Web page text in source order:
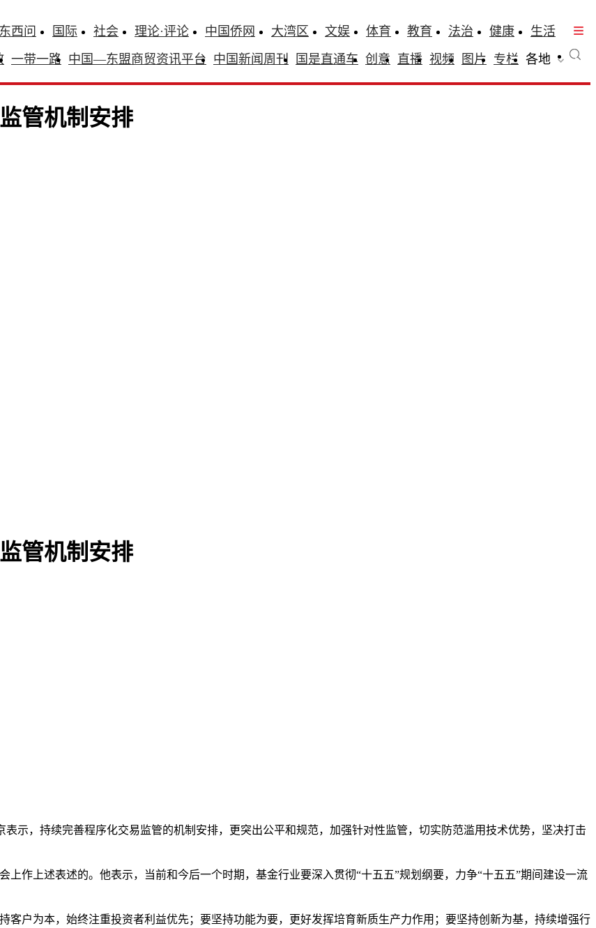
东西问 国际 社会 理论·评论 中国侨网 大湾区 文娱 体育 教育 法治 健康
生活
一带一路 中国—东盟商贸资讯平台 中国新闻周刊 国是直通车 创意 直播 视频 图片 专栏 各地
管机制安排
管机制安排
示，持续完善程序化交易监管的机制安排，更突出公平和规范，加强针对性监管，切实防范滥用技术优势，坚决打击
上述表述的。他表示，当前和今后一个时期，基金行业要深入贯彻“十五五”规划纲要，力争“十五五”期间建设一流
户为本，始终注重投资者利益优先；要坚持功能为要，更好发挥培育新质生产力作用；要坚持创新为基，持续增强行